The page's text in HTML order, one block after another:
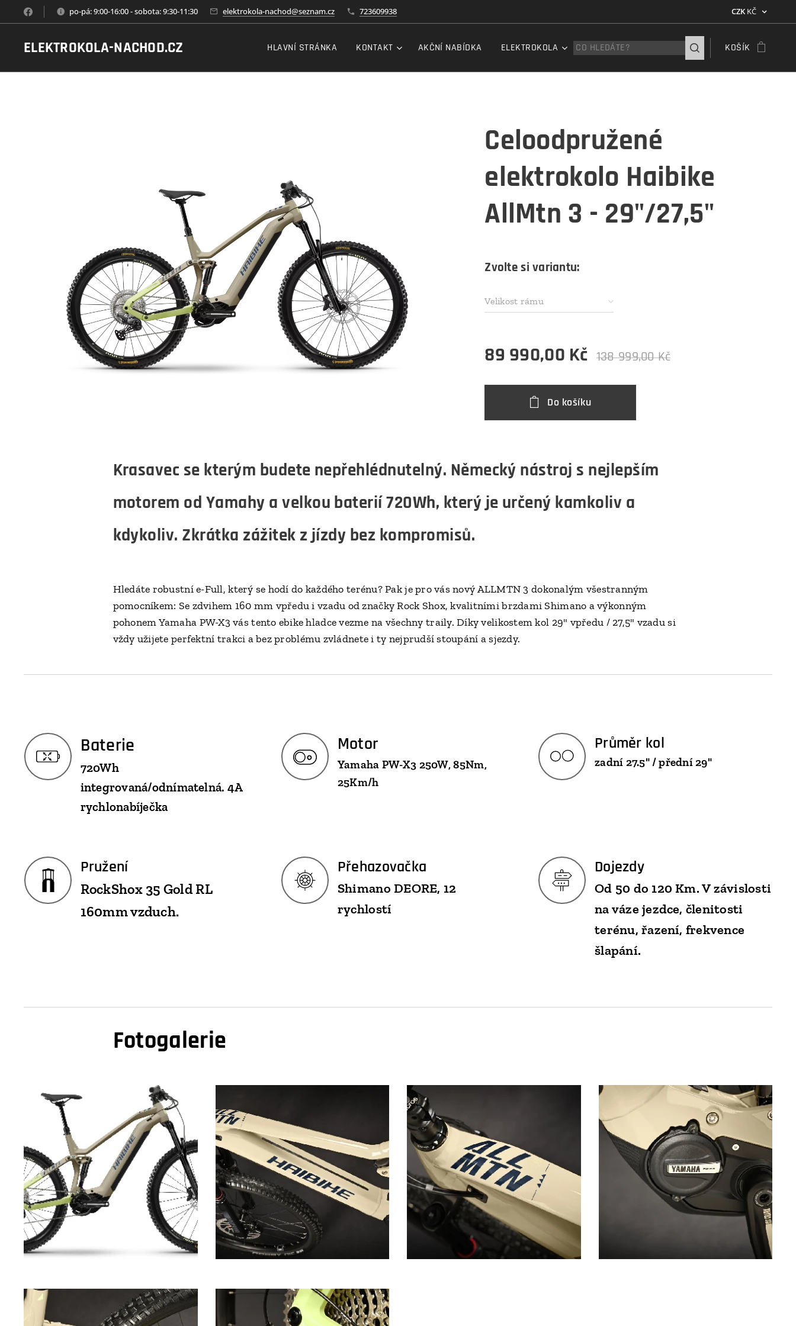
po-pá: 9:00-16:00 - sobota: 9:30-11:30 elektrokola-nachod@seznam.cz 723609938 CZK KČ
ELEKTROKOLA-NACHOD.CZ HLAVNÍ STRÁNKA KONTAKT AKČNÍ NABÍDKA ELEKTROKOLA KOŠÍK
Celoodpružené
elektrokolo Haibike
AllMtn 3 - 29"/27,5"
Zvolte si variantu:
Velikost rámu
89 990,00 Kč 138 999,00Kč
Do košíku
Krasavec se kterým budete nepřehlédnutelný. Německý nástroj s nejlepším
motorem od Yamahy a velkou baterií 720Wh, který je určený kamkoliv a
kdykoliv. Zkrátka zážitek z jízdy bez kompromisů.
Hledáte robustní e-Full, který se hodí do každého terénu? Pak je pro vás nový ALLMTN 3 dokonalým všestranným
pomocníkem: Se zdvihem 160 mm vpředu i vzadu od značky Rock Shox, kvalitními brzdami Shimano a výkonným
pohonem Yamaha PW-X3 vás tento ebike hladce vezme na všechny traily. Díky velikostem kol 29" vpředu / 27,5" vzadu si
vždy užijete perfektní trakci a bez problému zvládnete i ty nejprudší stoupání a sjezdy.
Baterie
720Wh
integrovaná/odnímatelná. 4A
rychlonabíječka
Motor
Yamaha PW-X3 250W, 85Nm,
25Km/h
Průměr kol
zadní 27.5" / přední 29"
Pružení
RockShox 35 Gold RL
160mm vzduch.
Přehazovačka
Shimano DEORE, 12
rychlostí
Dojezdy
Od 50 do 120 Km. V závislosti
na váze jezdce, členitosti
terénu, řazení, frekvence
šlapání.
Fotogalerie